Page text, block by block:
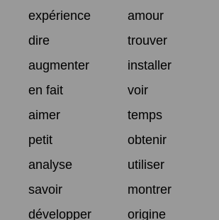
expérience
amour
dire
trouver
augmenter
installer
en fait
voir
aimer
temps
petit
obtenir
analyse
utiliser
savoir
montrer
développer
origine